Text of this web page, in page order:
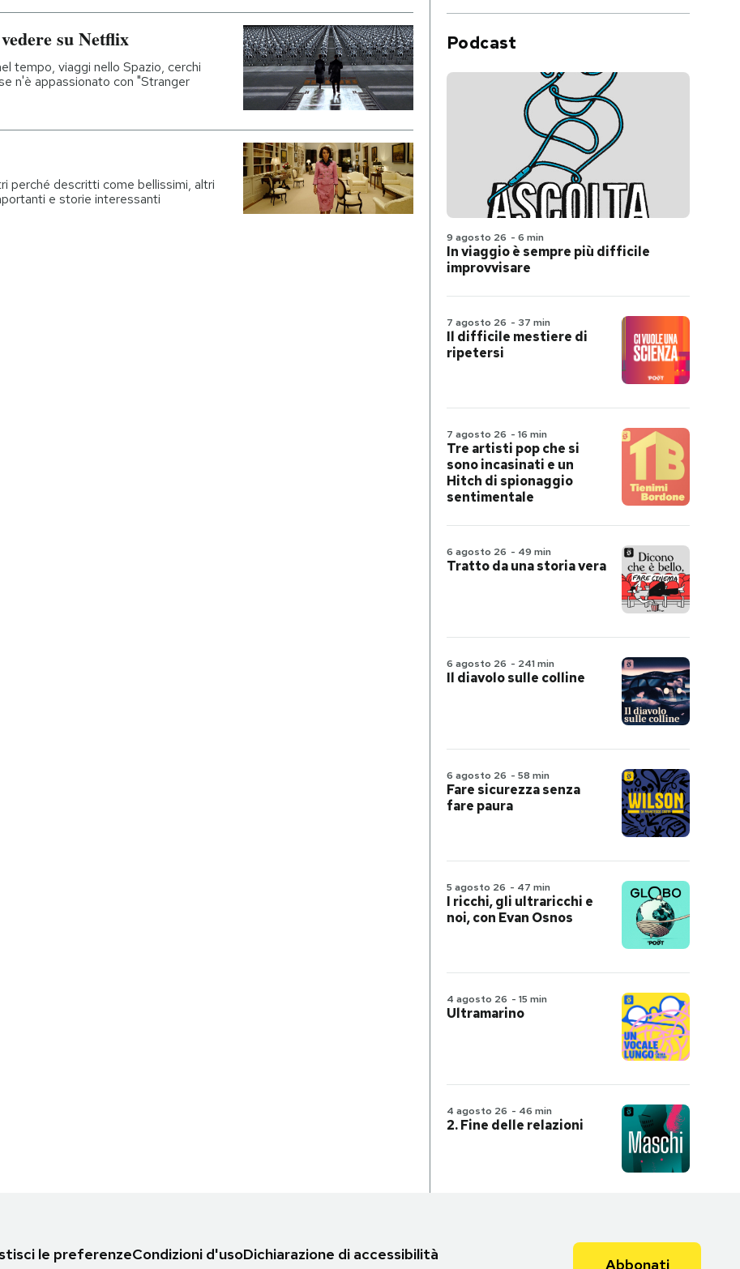
su Netflix
tempo, viaggi nello Spazio, cerchi
n'è appassionato con "Stranger
perché descritti come bellissimi, altri
e storie interessanti
Podcast
9 agosto 26 - 6 min
In viaggio è sempre più difficile
improvvisare
7 agosto 26 - 37 min
Il difficile mestiere di
ripetersi
7 agosto 26 - 16 min
Tre artisti pop che si
sono incasinati e un
Hitch di spionaggio
sentimentale
6 agosto 26 - 49 min
Tratto da una storia vera
6 agosto 26 - 241 min
Il diavolo sulle colline
6 agosto 26 - 58 min
Fare sicurezza senza
fare paura
5 agosto 26 - 47 min
I ricchi, gli ultraricchi e
noi, con Evan Osnos
4 agosto 26 - 15 min
Ultramarino
4 agosto 26 - 46 min
2. Fine delle relazioni
le preferenzeCondizioni d'usoDichiarazione di accessibilità
Abbonati